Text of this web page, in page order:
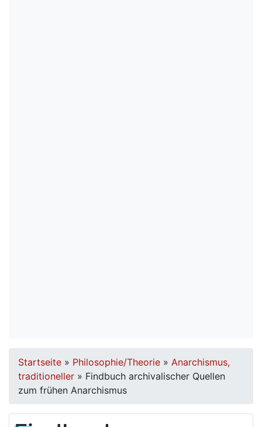
Startseite » Philosophie/Theorie » Anarchismus,
traditioneller » Findbuch archivalischer Quellen
zum frühen Anarchismus